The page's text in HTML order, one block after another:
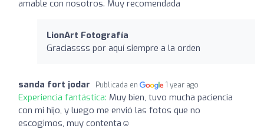
amable con nosotros. Muy recomendada
LionArt Fotografía
Graciassss por aquí siempre a la orden
sanda fort jodar Publicada en 1 year ago
Experiencia fantástica: Muy bien, tuvo mucha paciencia
con mi hijo, y luego me envió las fotos que no
escogimos, muy contenta☺️